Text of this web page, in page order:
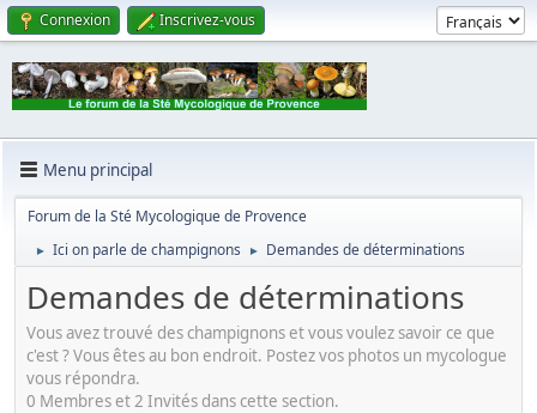
Connexion Inscrivez-vous
Menu principal
Forum de la Sté Mycologique de Provence
► Ici on parle de champignons ► Demandes de déterminations
Demandes de déterminations
Vous avez trouvé des champignons et vous voulez savoir ce que
c'est ? Vous êtes au bon endroit. Postez vos photos un mycologue
vous répondra.
0 Membres et 2 Invités dans cette section.